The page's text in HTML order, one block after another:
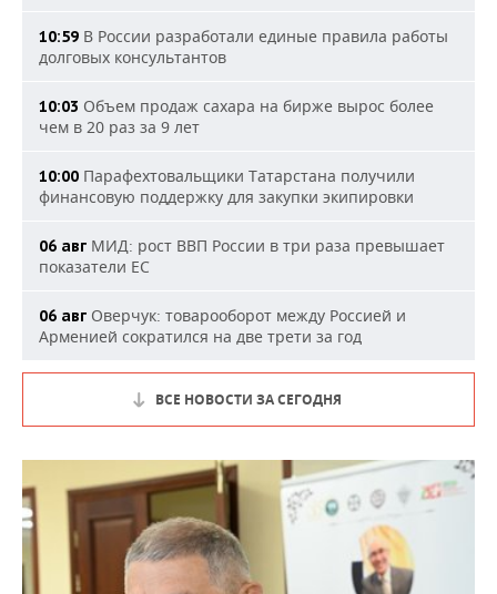
10:59 В России разработали единые правила работы
долговых консультантов
10:03 Объем продаж сахара на бирже вырос более
чем в 20 раз за 9 лет
10:00 Парафехтовальщики Татарстана получили
финансовую поддержку для закупки экипировки
06 авг МИД: рост ВВП России в три раза превышает
показатели ЕС
06 авг Оверчук: товарооборот между Россией и
Арменией сократился на две трети за год
ВСЕ НОВОСТИ ЗА СЕГОДНЯ